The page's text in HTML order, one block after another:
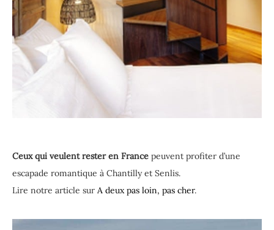
Ceux qui veulent rester en France peuvent profiter d’une
escapade romantique à Chantilly et Senlis.
Lire notre article sur A deux pas loin, pas cher.